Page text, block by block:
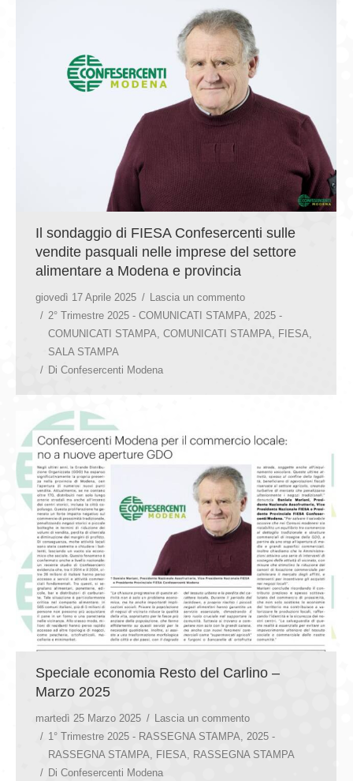
Il sondaggio di FIESA Confesercenti sulle
vendite pasquali nelle imprese del settore
alimentare a Modena e provincia
giovedì 17 Aprile 2025
Lascia un commento
2° Trimestre 2025 - COMUNICATI STAMPA
2025 -
COMUNICATI STAMPA COMUNICATI STAMPA FIESA
SALA STAMPA
Di Confesercenti Modena
Speciale economia Resto del Carlino –
Marzo 2025
martedì 25 Marzo 2025
Lascia un commento
1° Trimestre 2025 - RASSEGNA STAMPA
2025 -
RASSEGNA STAMPA
FIESA
RASSEGNA STAMPA
Di Confesercenti Modena